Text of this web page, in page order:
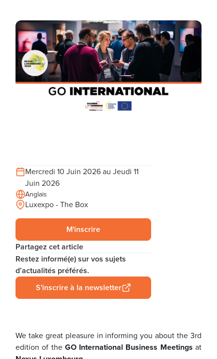
Mercredi 10 Juin 2026 au Jeudi 11
Juin 2026
Anglais
Luxexpo - The Box
M'inscrire
Partagez cet article
Restez informé(e) sur vos sujets
d’actualités préférés.
S'inscrire à la newsletter
We take great pleasure in informing you about the 3rd
edition of the GO International Business Meetings at